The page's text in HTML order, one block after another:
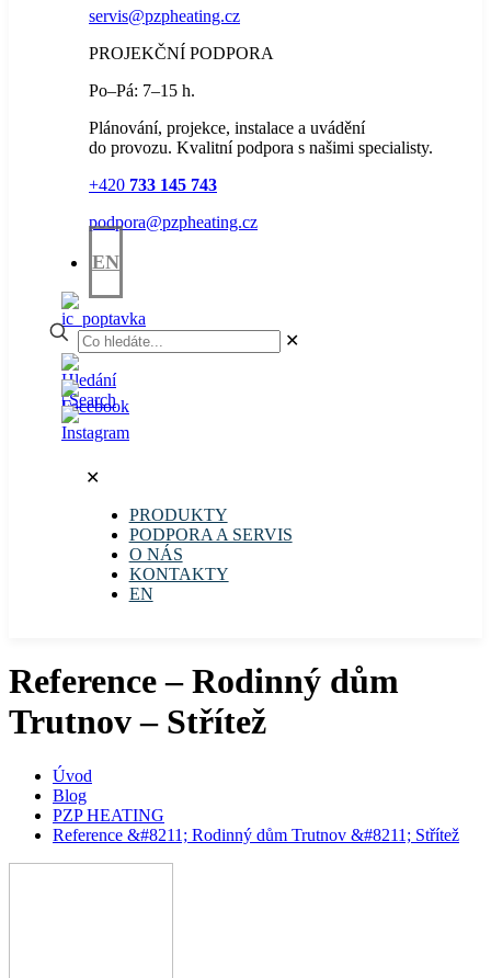
servis@pzpheating.cz
PROJEKČNÍ PODPORA
Po–Pá: 7–15 h.
Plánování, projekce, instalace a uvádění
do provozu. Kvalitní podpora s našimi specialisty.
+420 733 145 743
podpora@pzpheating.cz
EN
✕
✕
PRODUKTY
PODPORA A SERVIS
O NÁS
KONTAKTY
EN
Reference – Rodinný dům
Trutnov – Střítež
Úvod
Blog
PZP HEATING
Reference &#8211; Rodinný dům Trutnov &#8211; Střítež